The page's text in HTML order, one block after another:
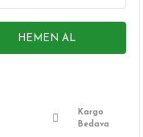
HEMEN AL
Kargo
Bedava